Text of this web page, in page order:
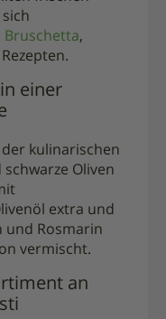
Bruschetta,
einer
der kulinarischen
schwarze Oliven
extra und
und Rosmarin
vermischt.
an